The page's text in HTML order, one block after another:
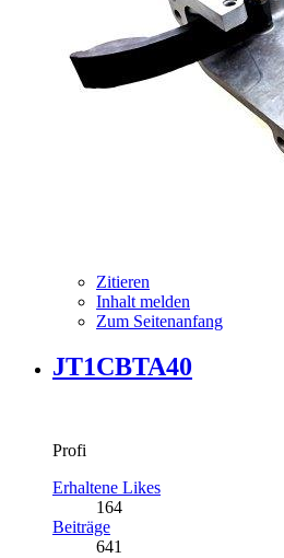
Zitieren
Inhalt melden
Zum Seitenanfang
JT1CBTA40
Profi
Erhaltene Likes
164
Beiträge
641